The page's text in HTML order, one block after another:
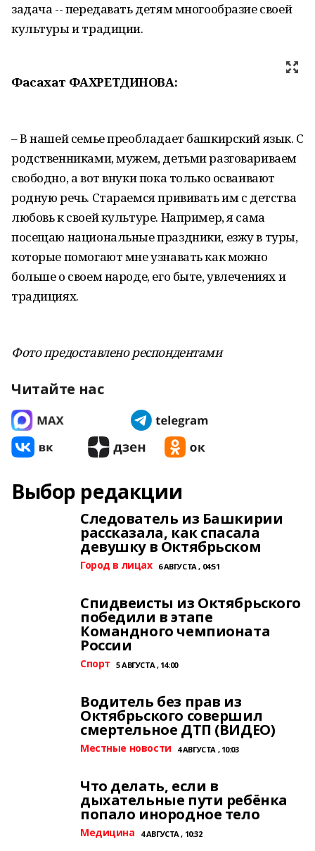
задача -- передавать детям многообразие своей
культуры и традиции.
Фасахат ФАХРЕТДИНОВА:
– В нашей семье преобладает башкирский язык. С
родственниками, мужем, детьми разговариваем
свободно, а вот внуки пока только осваивают
родную речь. Стараемся прививать им с детства
любовь к своей культуре. Например, я сама
посещаю национальные праздники, езжу в туры,
которые помогают мне узнавать как можно
больше о своем народе, его быте, увлечениях и
традициях.
Фото предоставлено респондентами
Читайте нас
Выбор редакции
Следователь из Башкирии
рассказала, как спасала
девушку в Октябрьском
Город в лицах 6 АВГУСТА , 04:51
Спидвеисты из Октябрьского
победили в этапе
Командного чемпионата
России
Спорт 5 АВГУСТА , 14:00
Водитель без прав из
Октябрьского совершил
смертельное ДТП (ВИДЕО)
Местные новости 4 АВГУСТА , 10:03
Что делать, если в
дыхательные пути ребёнка
попало инородное тело
Медицина 4 АВГУСТА , 10:32